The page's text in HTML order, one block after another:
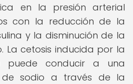
en la presión arterial
con la reducción de la
y la disminución de la
La cetosis inducida por la
puede conducir a una
de sodio a través de la